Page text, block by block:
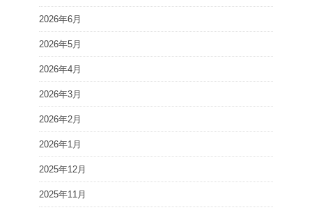
2026年6月
2026年5月
2026年4月
2026年3月
2026年2月
2026年1月
2025年12月
2025年11月